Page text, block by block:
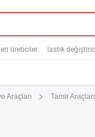
üreticiler lastik
Araçları Tamir Araçları